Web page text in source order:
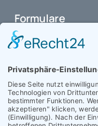
Formulare
Schulbuchkauf
Antrag auf Erstattung
Interner L-S-
Antrag auf Freistellung
Antrag für
(ab Jg. 9)